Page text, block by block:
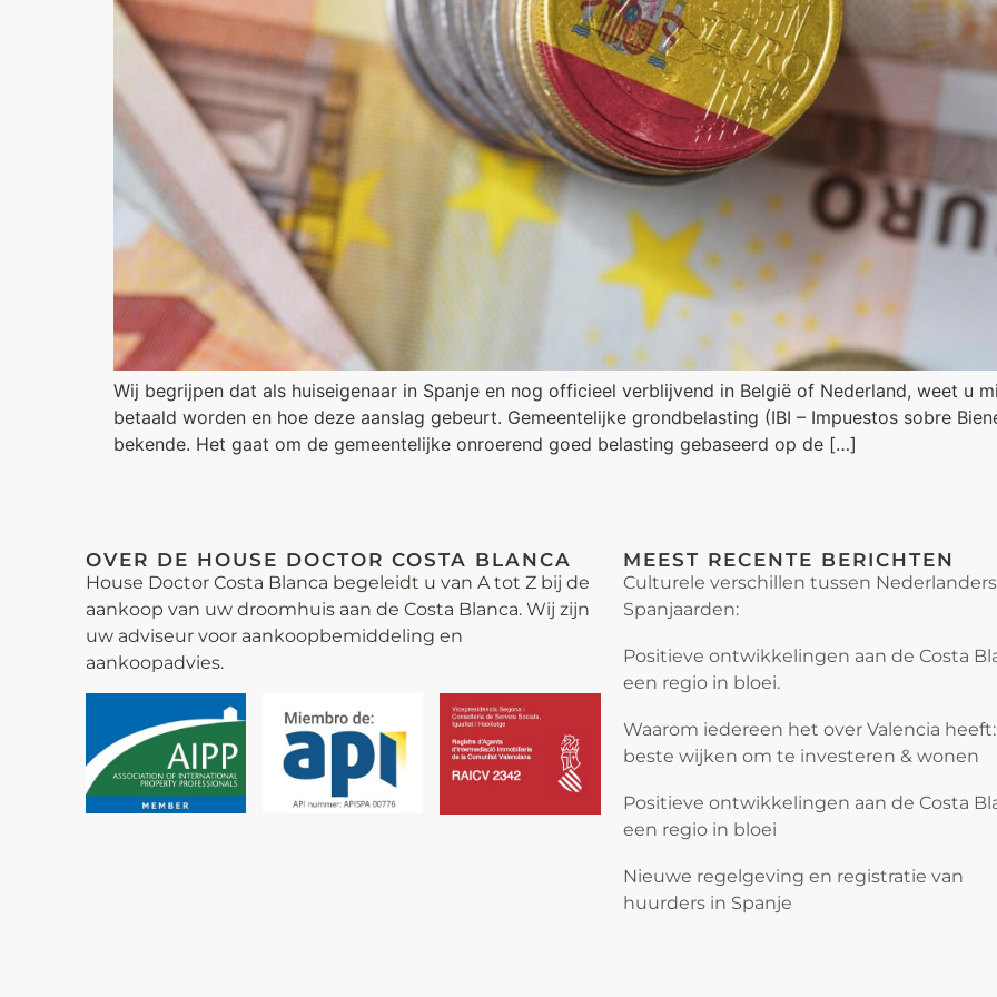
Wij begrijpen dat als huiseigenaar in Spanje en nog officieel verblijvend in België of Nederland, weet u
betaald worden en hoe deze aanslag gebeurt. Gemeentelijke grondbelasting (IBI – Impuestos sobre
bekende. Het gaat om de gemeentelijke onroerend goed belasting gebaseerd op de […]
OVER DE HOUSE DOCTOR COSTA BLANCA
House Doctor Costa Blanca begeleidt u van A tot Z bij de
aankoop van uw droomhuis aan de Costa Blanca. Wij zijn
uw adviseur voor aankoop­bemiddeling en
aankoopadvies.
MEEST RECENTE BERICHTEN
Culturele verschillen tussen
Spanjaarden:
Positieve ontwikkelingen aan de Costa
een regio in bloei.
Waarom iedereen het over Valencia
beste wijken om te investeren & wonen
Positieve ontwikkelingen aan de Costa
een regio in bloei
Nieuwe regelgeving en registratie van
huurders in Spanje